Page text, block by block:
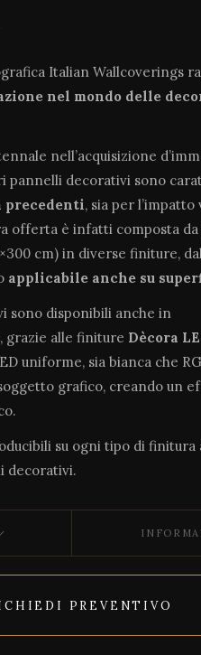
Italian Wallcoverings
nel mondo delle
nell’acquisizione
pannelli decorativi sono
precedenti, sia per l’impatto
offerta è infatti composta
cm) in diverse finiture,
applicabile anche su
sono disponibili anche in
, grazie alle finiture Dècora
uniforme, sia bianca che
grafico, creando un
su ogni tipo di finitura
decorativi.
PREVENTIVO